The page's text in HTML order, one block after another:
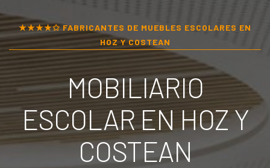
★★★★✩ FABRICANTES DE MUEBLES ESCOLARES EN
HOZ Y COSTEAN
MOBILIARIO
ESCOLAR EN HOZ Y
COSTEAN